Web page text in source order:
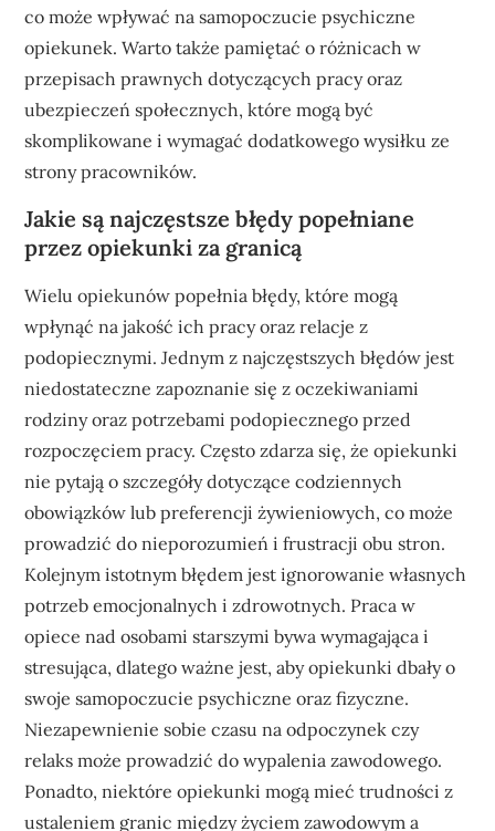
co może wpływać na samopoczucie psychiczne
opiekunek. Warto także pamiętać o różnicach w
przepisach prawnych dotyczących pracy oraz
ubezpieczeń społecznych, które mogą być
skomplikowane i wymagać dodatkowego wysiłku ze
strony pracowników.
Jakie są najczęstsze błędy popełniane
przez opiekunki za granicą
Wielu opiekunów popełnia błędy, które mogą
wpłynąć na jakość ich pracy oraz relacje z
podopiecznymi. Jednym z najczęstszych błędów jest
niedostateczne zapoznanie się z oczekiwaniami
rodziny oraz potrzebami podopiecznego przed
rozpoczęciem pracy. Często zdarza się, że opiekunki
nie pytają o szczegóły dotyczące codziennych
obowiązków lub preferencji żywieniowych, co może
prowadzić do nieporozumień i frustracji obu stron.
Kolejnym istotnym błędem jest ignorowanie własnych
potrzeb emocjonalnych i zdrowotnych. Praca w
opiece nad osobami starszymi bywa wymagająca i
stresująca, dlatego ważne jest, aby opiekunki dbały o
swoje samopoczucie psychiczne oraz fizyczne.
Niezapewnienie sobie czasu na odpoczynek czy
relaks może prowadzić do wypalenia zawodowego.
Ponadto, niektóre opiekunki mogą mieć trudności z
ustaleniem granic między życiem zawodowym a